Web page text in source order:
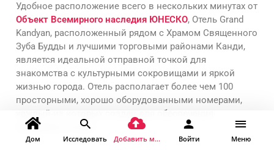
Удобное расположение всего в нескольких минутах от
Объект Всемирного наследия ЮНЕСКО, Отель Grand
Kandyan, расположенный рядом с Храмом Священного
Зуба Будды и лучшими торговыми районами Канди,
является идеальной отправной точкой для
знакомства с культурными сокровищами и яркой
жизнью города. Отель располагает более чем 100
просторными, хорошо оборудованными номерами,
каждый из которых создан для обеспечения
комфорта и стиля.
Дом Исследовать Добавить место Войти Меню